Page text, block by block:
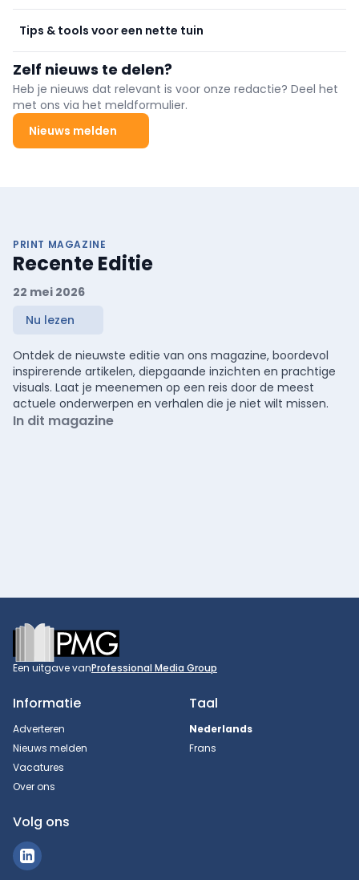
Tips & tools voor een nette tuin
Zelf nieuws te delen?
Heb je nieuws dat relevant is voor onze redactie? Deel het
met ons via het meldformulier.
Nieuws melden
PRINT MAGAZINE
Recente Editie
22 mei 2026
Nu lezen
Ontdek de nieuwste editie van ons magazine, boordevol
inspirerende artikelen, diepgaande inzichten en prachtige
visuals. Laat je meenemen op een reis door de meest
actuele onderwerpen en verhalen die je niet wilt missen.
In dit magazine
Footer
Een uitgave vanProfessional Media Group
Informatie
Adverteren
Nieuws melden
Vacatures
Over ons
Taal
Nederlands
Frans
Volg ons